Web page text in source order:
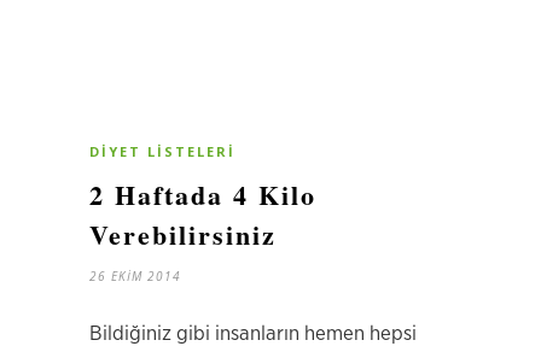
DIYET LISTELERI
2 Haftada 4 Kilo
Verebilirsiniz
26 EKIM 2014
Bildiğiniz gibi insanların hemen hepsi